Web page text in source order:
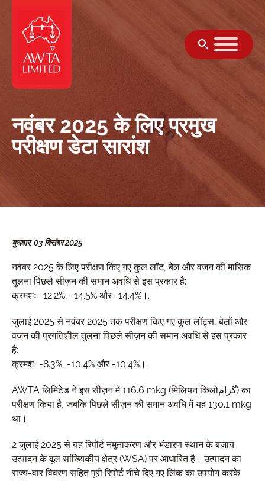
नवंबर 2025 के लिए प्रमुख
परीक्षण डेटा सारांश
बुधवार, 03 दिसंबर 2025
नवंबर 2025 के लिए परीक्षण किए गए कुल लॉट, बेल और वजन की मासिक
तुलना पिछले सीज़न की समान अवधि से इस प्रकार है:
क्रमशः -12.2%, -14.5% और -14.4%।.
जुलाई 2025 से नवंबर 2025 तक परीक्षण किए गए कुल लॉट्स, बेलों और
वजन की प्रगतिशील तुलना पिछले सीज़न की समान अवधि से इस प्रकार
है:
क्रमशः -8.3%, -10.4% और -10.4%।.
AWTA लिमिटेड ने इस सीज़न में 116.6 mkg (मिलियन किलोگرام) का
परीक्षण किया है, जबकि पिछले सीज़न की समान अवधि में यह 130.1 mkg
था।.
2 जुलाई 2025 से यह रिपोर्ट नमूनाकरण और भंडारण स्थान के बजाय
उत्पादन के वूल सांख्यिकीय क्षेत्र (WSA) पर आधारित है। उत्पादन का
राज्य-वार विवरण सहित पूरी रिपोर्ट नीचे दिए गए लिंक का उपयोग करके